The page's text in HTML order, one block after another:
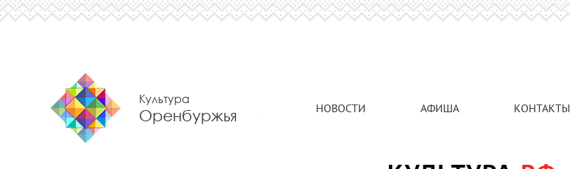
Культура
Оренбуржья НОВОСТИ АФИША КОНТАКТЫ